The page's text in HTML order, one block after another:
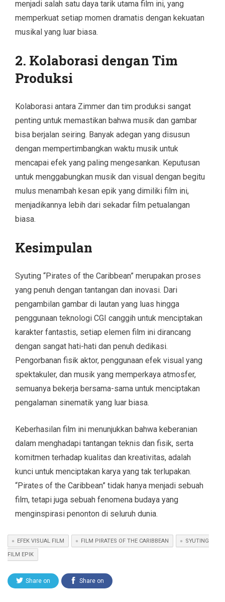
menjadi salah satu daya tarik utama film ini, yang
memperkuat setiap momen dramatis dengan kekuatan
musikal yang luar biasa.
2. Kolaborasi dengan Tim
Produksi
Kolaborasi antara Zimmer dan tim produksi sangat
penting untuk memastikan bahwa musik dan gambar
bisa berjalan seiring. Banyak adegan yang disusun
dengan mempertimbangkan waktu musik untuk
mencapai efek yang paling mengesankan. Keputusan
untuk menggabungkan musik dan visual dengan begitu
mulus menambah kesan epik yang dimiliki film ini,
menjadikannya lebih dari sekadar film petualangan
biasa.
Kesimpulan
Syuting “Pirates of the Caribbean” merupakan proses
yang penuh dengan tantangan dan inovasi. Dari
pengambilan gambar di lautan yang luas hingga
penggunaan teknologi CGI canggih untuk menciptakan
karakter fantastis, setiap elemen film ini dirancang
dengan sangat hati-hati dan penuh dedikasi.
Pengorbanan fisik aktor, penggunaan efek visual yang
spektakuler, dan musik yang memperkaya atmosfer,
semuanya bekerja bersama-sama untuk menciptakan
pengalaman sinematik yang luar biasa.
Keberhasilan film ini menunjukkan bahwa keberanian
dalam menghadapi tantangan teknis dan fisik, serta
komitmen terhadap kualitas dan kreativitas, adalah
kunci untuk menciptakan karya yang tak terlupakan.
“Pirates of the Caribbean” tidak hanya menjadi sebuah
film, tetapi juga sebuah fenomena budaya yang
menginspirasi penonton di seluruh dunia.
EFEK VISUAL FILM FILM PIRATES OF THE CARIBBEAN SYUTING
FILM EPIK
Share on Share on